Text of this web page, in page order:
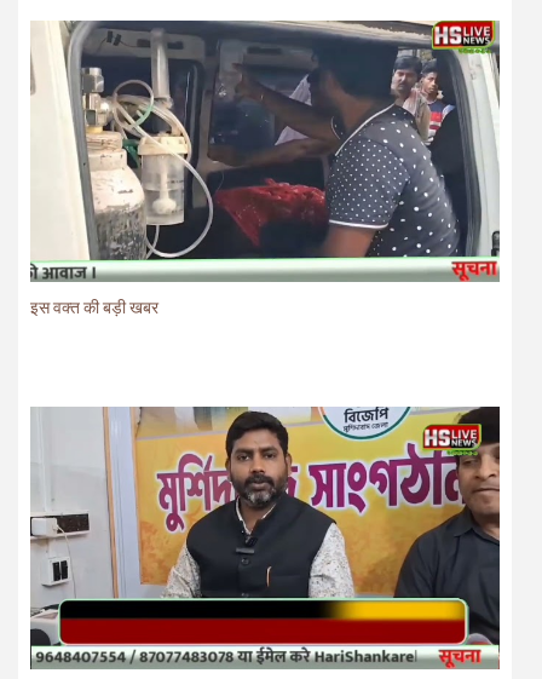
इस वक्त की बड़ी खबर